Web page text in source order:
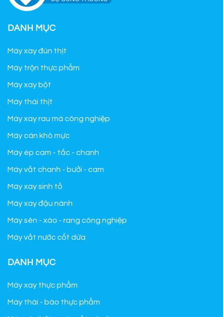
DANH MỤC
Máy xay đùn thịt
Máy trộn thực phẩm
Máy xay bột
Máy thái thịt
Máy xay rau má công nghiệp
Máy cán khô mực
Máy ép cam - tắc - chanh
Máy vắt chanh - bưởi - cam
Máy xay sinh tố
Máy xay đậu nành
Máy sên - xào - rang công nghiệp
Máy vắt nước cốt dừa
DANH MỤC
Máy xay thực phẩm
Máy thái - bào thực phẩm